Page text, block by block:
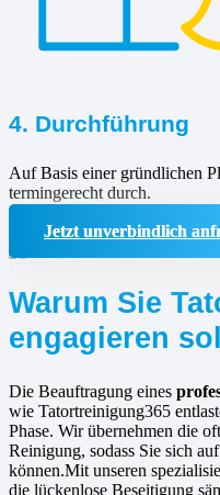
4. Durchführung
Auf Basis einer gründlichen
termingerecht durch.
Jetzt unverbindlich
Warum Sie
engagieren
Die Beauftragung eines
wie Tatortreinigung365
Phase. Wir übernehmen die
Reinigung, sodass Sie sich
können.Mit unseren
die lückenlose Beseitigung